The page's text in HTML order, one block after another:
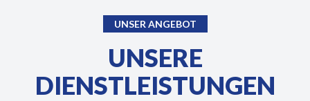
UNSER ANGEBOT
UNSERE
DIENSTLEISTUNGEN